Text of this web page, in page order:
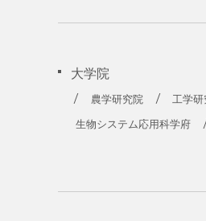
大学院
農学研究院 工学研
生物システム応用科学府